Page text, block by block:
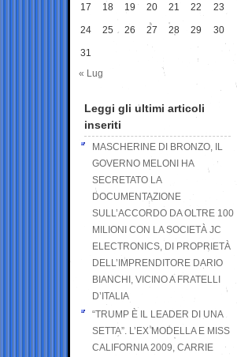
17 18 19 20 21 22 23
24 25 26 27 28 29 30
31
« Lug
Leggi gli ultimi articoli
inseriti
MASCHERINE DI BRONZO, IL
GOVERNO MELONI HA
SECRETATO LA
DOCUMENTAZIONE
SULL’ACCORDO DA OLTRE 100
MILIONI CON LA SOCIETÀ JC
ELECTRONICS, DI PROPRIETÀ
DELL’IMPRENDITORE DARIO
BIANCHI, VICINO A FRATELLI
D’ITALIA
“TRUMP È IL LEADER DI UNA
SETTA”. L’EX MODELLA E MISS
CALIFORNIA 2009, CARRIE